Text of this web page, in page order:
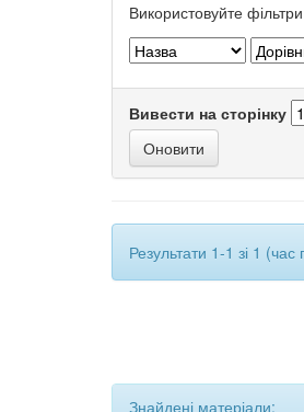
Використовуйте
Вивести на сторінку
Результати 1-1 зі 1
Знайдені матеріали: